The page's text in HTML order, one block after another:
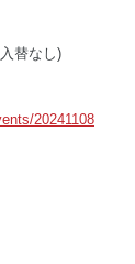
替なし)
20241108